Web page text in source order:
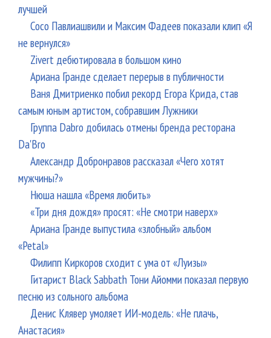
лучшей
Сосо Павлиашвили и Максим Фадеев показали клип «Я
не вернулся»
Zivert дебютировала в большом кино
Ариана Гранде сделает перерыв в публичности
Ваня Дмитриенко побил рекорд Егора Крида, став
самым юным артистом, собравшим Лужники
Группа Dabro добилась отмены бренда ресторана
Da'Bro
Александр Добронравов рассказал «Чего хотят
мужчины?»
Нюша нашла «Время любить»
«Три дня дождя» просят: «Не смотри наверх»
Ариана Гранде выпустила «злобный» альбом
«Petal»
Филипп Киркоров сходит с ума от «Луизы»
Гитарист Black Sabbath Тони Айомми показал первую
песню из сольного альбома
Денис Клявер умоляет ИИ-модель: «Не плачь,
Анастасия»